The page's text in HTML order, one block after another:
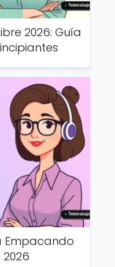
2026: Guía
Empacando